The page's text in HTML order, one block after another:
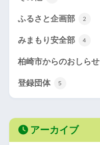
ふるさと企画部 2
みまもり安全部 4
柏崎市からのおしらせ
登録団体 5
アーカイブ